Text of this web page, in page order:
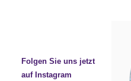
Folgen Sie uns jetzt
auf Instagram